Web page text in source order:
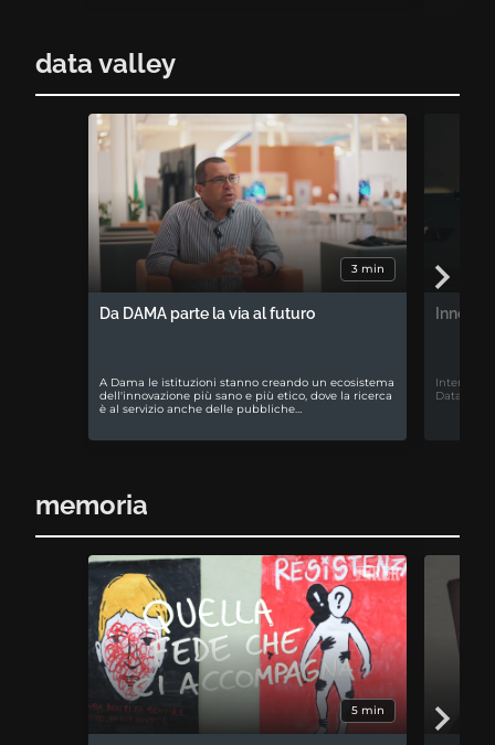
data valley
3 min
Da DAMA parte la via al futuro
A Dama le istituzioni stanno creando un ecosistema
dell'innovazione più sano e più etico, dove la ricerca
è al servizio anche delle pubbliche…
Intervista
Data
memoria
5 min